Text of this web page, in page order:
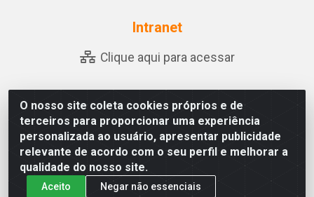
O nosso site coleta cookies próprios e de
terceiros para proporcionar uma experiência
personalizada ao usuário, apresentar publicidade
relevante de acordo com o seu perfil e melhorar a
qualidade do nosso site.
Aceito Negar não essenciais
Intranet
Clique aqui para acessar
Abreu & Silva - Rua Padre Jose de Souza Leite, 265 - Ariado,
Olho D'Água das Flores/AL - CEP 57.442-000 - CNPJ
04.790.656/0001-06